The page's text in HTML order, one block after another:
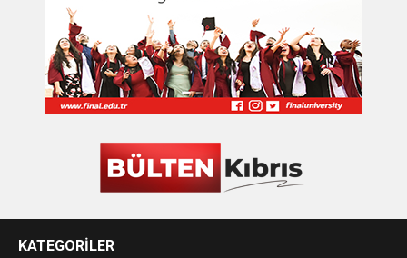
KATEGORİLER